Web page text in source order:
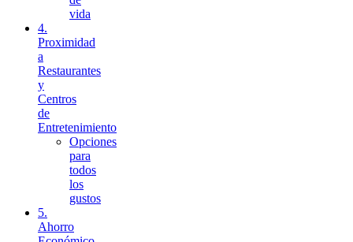
vida
4.
Proximidad
a
Restaurantes
y
Centros
de
Entretenimiento
Opciones
para
todos
los
gustos
5.
Ahorro